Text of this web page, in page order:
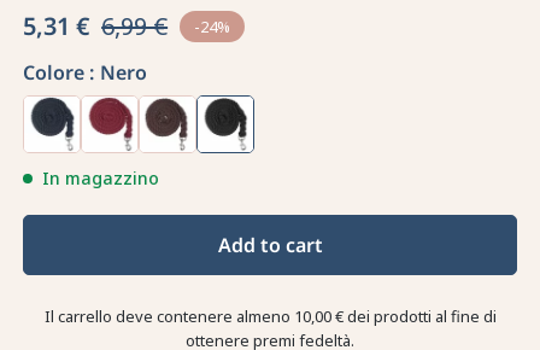
5,31 € 6,99 € -24%
Colore : Nero
In magazzino
Add to cart
Il carrello deve contenere almeno 10,00 € dei prodotti al fine di
ottenere premi fedeltà.